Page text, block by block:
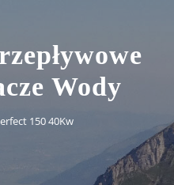
Wody
150 40Kw